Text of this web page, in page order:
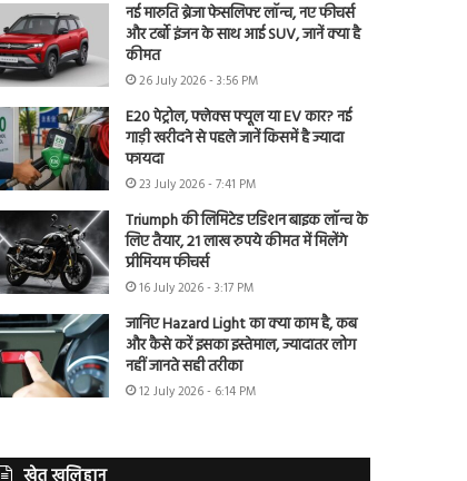
नई मारुति ब्रेजा फेसलिफ्ट लॉन्च, नए फीचर्स
और टर्बो इंजन के साथ आई SUV, जानें क्या है
कीमत
26 July 2026 - 3:56 PM
E20 पेट्रोल, फ्लेक्स फ्यूल या EV कार? नई
गाड़ी खरीदने से पहले जानें किसमें है ज्यादा
फायदा
23 July 2026 - 7:41 PM
Triumph की लिमिटेड एडिशन बाइक लॉन्च के
लिए तैयार, 21 लाख रुपये कीमत में मिलेंगे
प्रीमियम फीचर्स
16 July 2026 - 3:17 PM
जानिए Hazard Light का क्या काम है, कब
और कैसे करें इसका इस्तेमाल, ज्यादातर लोग
नहीं जानते सही तरीका
12 July 2026 - 6:14 PM